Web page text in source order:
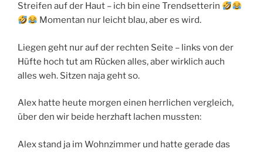
Streifen auf der Haut – ich bin eine Trendsetterin
Momentan nur leicht blau, aber es wird.
Liegen geht nur auf der rechten Seite – links von der
Hüfte hoch tut am Rücken alles, aber wirklich auch
alles weh. Sitzen naja geht so.
Alex hatte heute morgen einen herrlichen vergleich,
über den wir beide herzhaft lachen mussten:
Alex stand ja im Wohnzimmer und hatte gerade das